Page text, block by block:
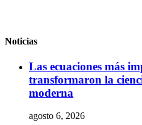
Noticias
Las ecuaciones más
transformaron la
moderna
agosto 6, 2026